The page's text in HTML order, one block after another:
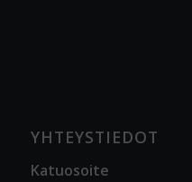
YHTEYSTIEDOT
Katuosoite